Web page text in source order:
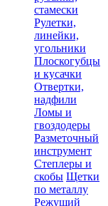
стамески
Рулетки,
линейки,
угольники
Плоскогубцы
и кусачки
Отвертки,
надфили
Ломы и
гвоздодеры
Разметочный
инструмент
Степлеры и
скобы Щетки
по металлу
Режущий